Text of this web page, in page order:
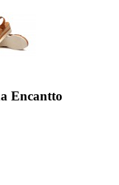
Encantto